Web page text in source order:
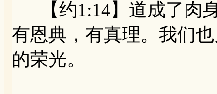
【约1:14】道成了肉
有恩典，有真理。我们
的荣光。